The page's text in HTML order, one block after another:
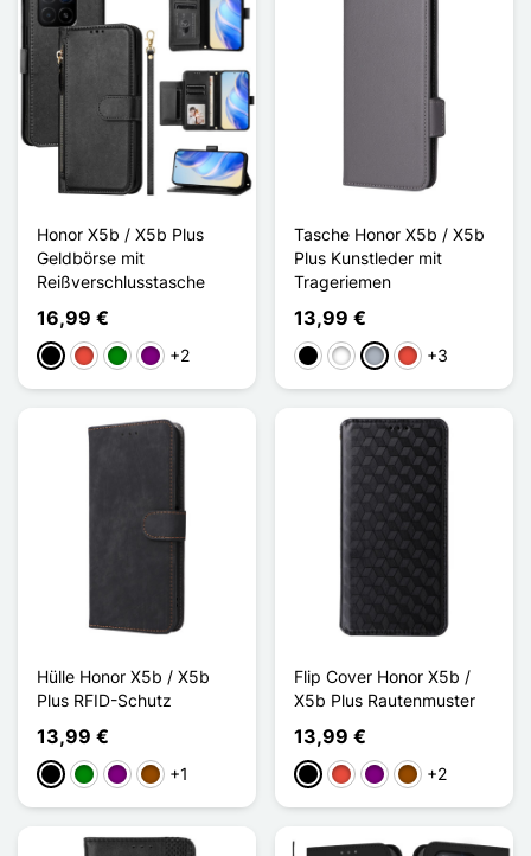
Honor X5b / X5b Plus
Geldbörse mit
Reißverschlusstasche
16,99 €
Schwarz
Rot GrünViolett
+2
Tasche Honor X5b / X5b
Plus Kunstleder mit
Trageriemen
13,99 €
Schwarz
WeißGrauRot +3
Hülle Honor X5b / X5b
Plus RFID-Schutz
13,99 €
Schwarz
GrünViolettBraun
+1
Flip Cover Honor X5b /
X5b Plus Rautenmuster
13,99 €
Schwarz
Rot ViolettBraun
+2